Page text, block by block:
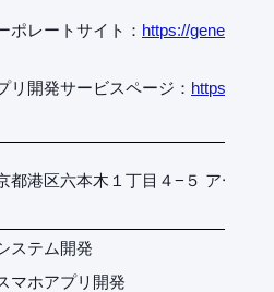
ポレートサイト： https://genee.jp/
リ開発サービスページ： https://
都港区六本木１丁目４−５ アーク
ステム開発
マホアプリ開発